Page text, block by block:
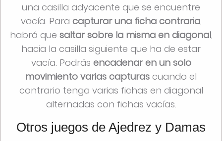
una casilla adyacente que se encuentre
vacía. Para capturar una ficha contraria,
habrá que saltar sobre la misma en diagonal,
hacia la casilla siguiente que ha de estar
vacía. Podrás encadenar en un solo
movimiento varias capturas cuando el
contrario tenga varias fichas en diagonal
alternadas con fichas vacías.
Otros juegos de Ajedrez y Damas